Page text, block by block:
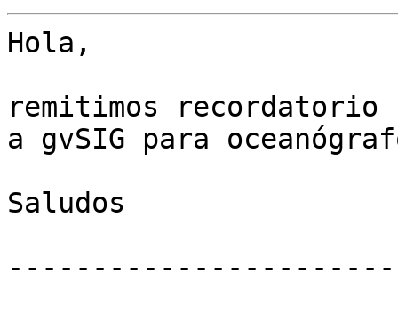
Hola,
remitimos recordatorio
a gvSIG para
Saludos
-----------------------